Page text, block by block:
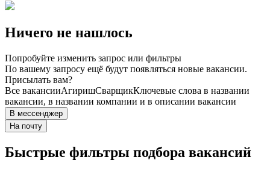
Ничего не нашлось
Попробуйте изменить запрос или фильтры
По вашему запросу ещё будут появляться новые вакансии.
Присылать вам?
Все вакансииАгиришСварщикКлючевые слова в названии
вакансии, в названии компании и в описании вакансии
В мессенджер
На почту
Быстрые фильтры подбора вакансий